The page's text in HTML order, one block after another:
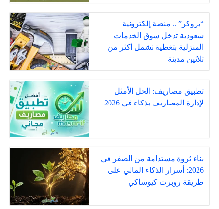
“بروكر” .. منصة إلكترونية
سعودية تدخل سوق الخدمات
المنزلية بتغطية تشمل أكثر من
ثلاثين مدينة
تطبيق مصاريف: الحل الأمثل
لإدارة المصاريف بذكاء في 2026
بناء ثروة مستدامة من الصفر في
2026: أسرار الذكاء المالي على
طريقة روبرت كيوساكي